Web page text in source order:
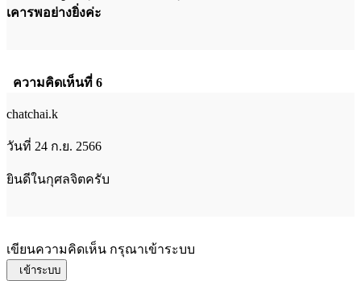
เคารพอย่างยิ่งค่ะ
ความคิดเห็นที่ 6
chatchai.k
วันที่ 24 ก.ย. 2566
ยินดีในกุศลจิตครับ
เขียนความคิดเห็น กรุณาเข้าระบบ
เข้าระบบ